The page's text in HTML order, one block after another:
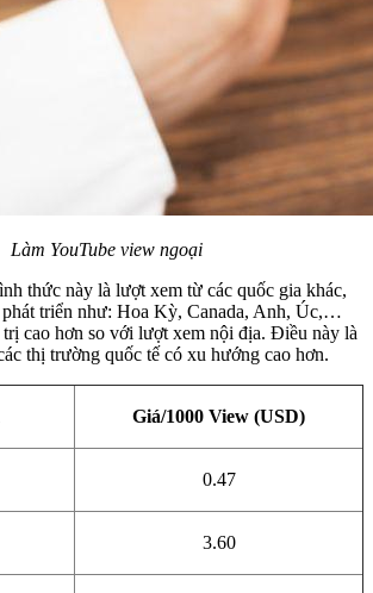
Làm YouTube view ngoại
thức này là lượt xem từ các quốc gia khác,
phát triển như: Hoa Kỳ, Canada, Anh, Úc,…
cao hơn so với lượt xem nội địa. Điều này là
thị trường quốc tế có xu hướng cao hơn.
Giá/1000 View (USD)
0.47
3.60